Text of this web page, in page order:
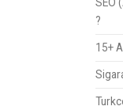
?
15+